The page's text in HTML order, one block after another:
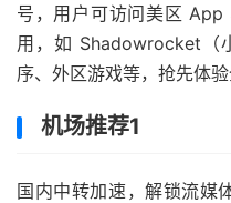
号，用户可访问美区
用，如 Shadowrocket（
序、外区游戏等，抢先体验
机场推荐1
国内中转加速，解锁流媒